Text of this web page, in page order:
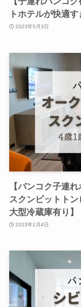
トホテルが快適す
2023年5月3日
【バンコク子連
スクンビットト
大型冷蔵庫有り】
2023年1月4日